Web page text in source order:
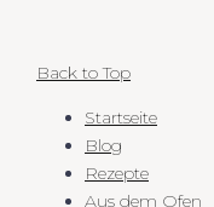
Back to Top
Startseite
Blog
Rezepte
Aus dem Ofen